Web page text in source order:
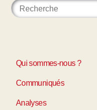
Qui sommes-nous ?
Communiqués
Analyses